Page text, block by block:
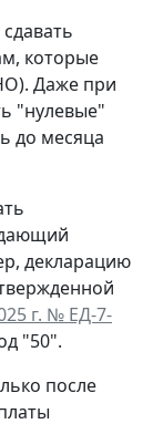
которые
Даже при
"нулевые"
до месяца
декларацию
г. № ЕД-7-
"50".
после